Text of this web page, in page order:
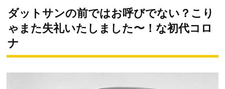
ダットサンの前ではお呼びでない？こり
ゃまた失礼いたしました〜！な初代コロ
ナ